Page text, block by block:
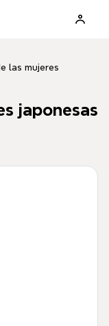
las mujeres
japonesas